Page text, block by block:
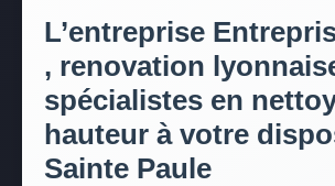
L’entreprise
, renovation
spécialistes en
hauteur à votre
Sainte Paule